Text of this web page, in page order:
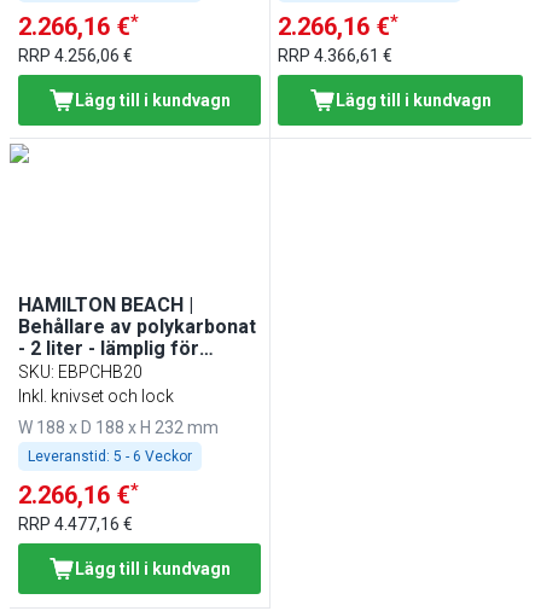
2.266,16 €*
RRP 4.256,06 €
Lägg till i kundvagn
2.266,16 €*
RRP4.366,61 €
Lägg till i kundvagn
HAMILTON BEACH |
Behållare av polykarbonat
- 2 liter - lämplig för
MHPHBC7
SKU: EBPCHB20
Inkl. knivset och lock
W 188 x D 188 x H 232 mm
Leveranstid: 5 - 6 Veckor
2.266,16 €*
RRP 4.477,16 €
Lägg till i kundvagn